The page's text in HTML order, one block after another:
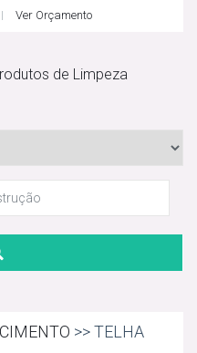
Ver Orçamento
>> TELHA